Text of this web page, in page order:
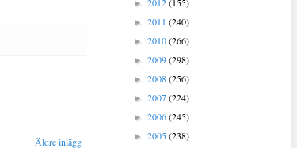
Äldre inlägg
►
► 2011 (240)
► 2010(266)
► 2009(298)
► 2008(256)
► 2007(224)
► 2006(245)
► 2005(238)